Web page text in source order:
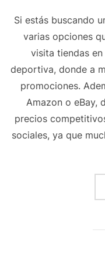
Si estás buscando
varias opciones
visita tiendas
deportiva, donde a
promociones.
Amazon o eBay,
precios
sociales, ya que